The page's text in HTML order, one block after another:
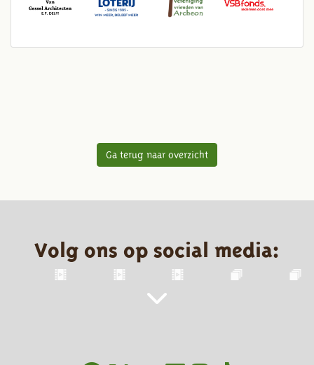
Ga terug naar overzicht
Volg ons op social media: